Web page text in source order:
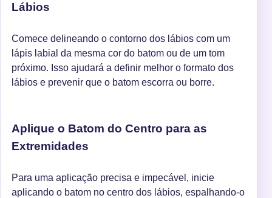
Lábios
Comece delineando o contorno dos lábios com um
lápis labial da mesma cor do batom ou de um tom
próximo. Isso ajudará a definir melhor o formato dos
lábios e prevenir que o batom escorra ou borre.
Aplique o Batom do Centro para as
Extremidades
Para uma aplicação precisa e impecável, inicie
aplicando o batom no centro dos lábios, espalhando-o